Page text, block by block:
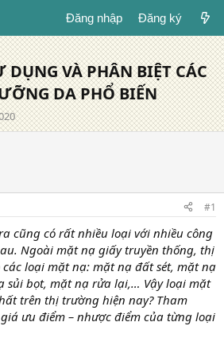
Đăng nhập Đăng ký
VÀ PHÂN BIỆT CÁC
DA PHỔ BIẾN
#1
cũng có rất nhiều loại với nhiều công
Ngoài mặt nạ giấy truyền thống, thị
loại mặt nạ: mặt nạ đất sét, mặt nạ
sủi bọt, mặt nạ rửa lại,… Vậy loại mặt
trên thị trường hiện nay? Tham
ưu điểm – nhược điểm của từng loại